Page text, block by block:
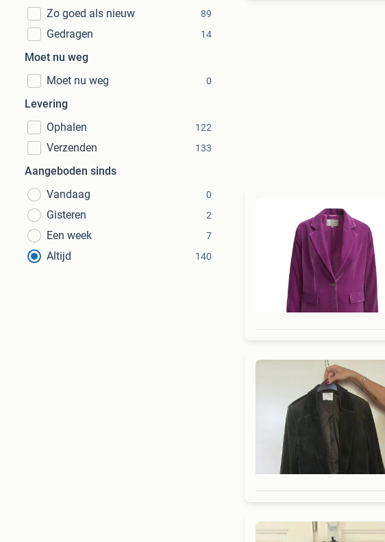
Zo goed als nieuw 89
Gedragen 14
Moet nu weg
Moet nu weg
0
Levering
Ophalen
122
Verzenden 133
Aangeboden sinds
Vandaag
0
Gisteren 2
Een week 7
Altijd 140